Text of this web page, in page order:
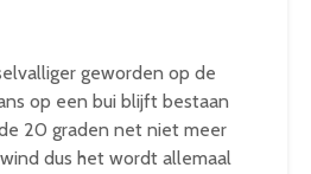
geworden op de
op een bui blijft bestaan
20 graden net niet meer
dus het wordt allemaal